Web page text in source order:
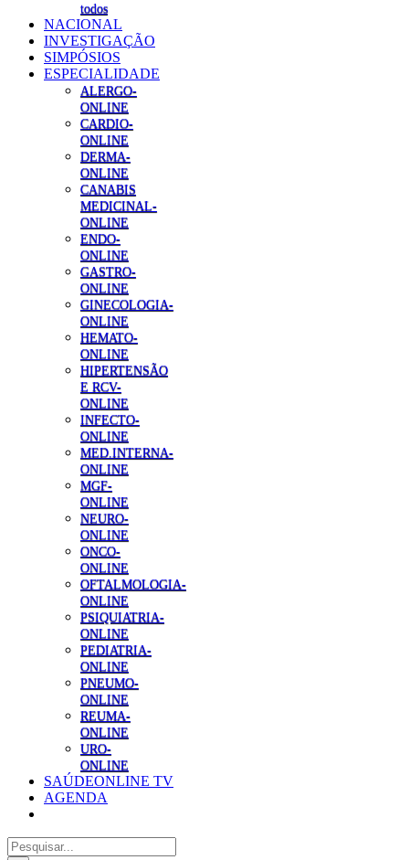
todos
NACIONAL
INVESTIGAÇÃO
SIMPÓSIOS
ESPECIALIDADE
ALERGO-
ONLINE
CARDIO-
ONLINE
DERMA-
ONLINE
CANABIS
MEDICINAL-
ONLINE
ENDO-
ONLINE
GASTRO-
ONLINE
GINECOLOGIA-
ONLINE
HEMATO-
ONLINE
HIPERTENSÃO
E RCV-
ONLINE
INFECTO-
ONLINE
MED.INTERNA-
ONLINE
MGF-
ONLINE
NEURO-
ONLINE
ONCO-
ONLINE
OFTALMOLOGIA-
ONLINE
PSIQUIATRIA-
ONLINE
PEDIATRIA-
ONLINE
PNEUMO-
ONLINE
REUMA-
ONLINE
URO-
ONLINE
SAÚDEONLINE TV
AGENDA
Pesquisar